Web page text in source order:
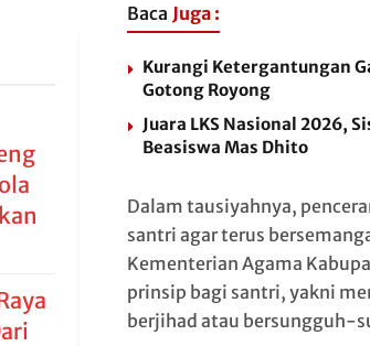
Baca Juga :
Kurangi Ketergantungan
Gotong Royong
Juara LKS Nasional 2026,
Beasiswa Mas Dhito
Dalam tausiyahnya,
santri agar terus
Kementerian Agama
prinsip bagi santri, yakni
berjihad atau bersungguh-